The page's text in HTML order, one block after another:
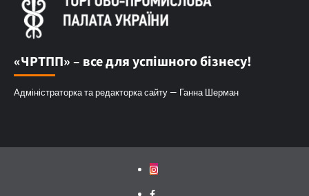
«ЧРТПП» – все для успішного бізнесу!
Адміністраторка та редакторка сайту — Ганна Шерман